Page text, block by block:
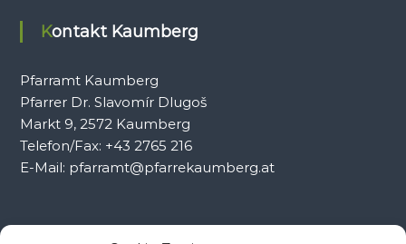
Kontakt Kaumberg
Pfarramt Kaumberg
Pfarrer Dr. Slavomír Dlugoš
Markt 9, 2572 Kaumberg
Telefon/Fax: +43 2765 216
E-Mail: pfarramt@pfarrekaumberg.at